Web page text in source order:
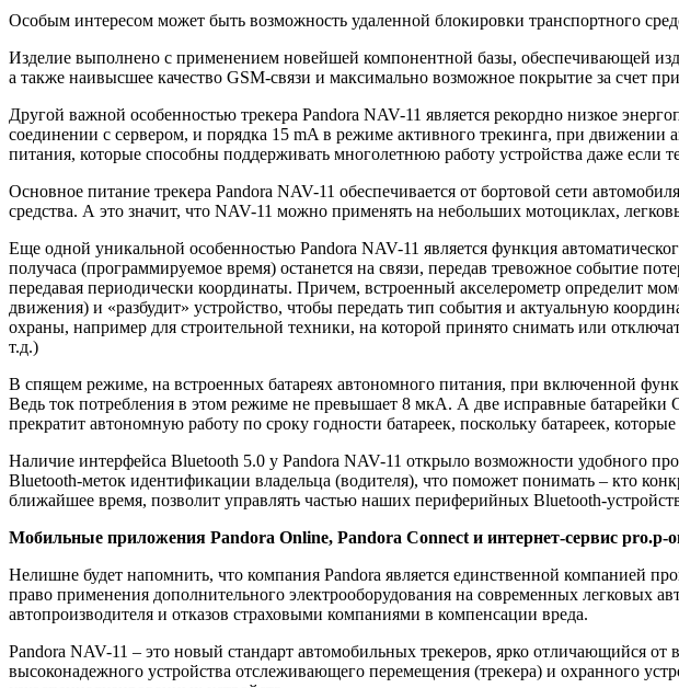
Особым интересом может быть возможность удаленной блокировки транспортного
Изделие выполнено с применением новейшей компонентной базы, обеспечивающей
а также наивысшее качество GSM-связи и максимально возможное покрытие за счет
Другой важной особенностью трекера Pandora NAV-11 является рекордно низкое
соединении с сервером, и порядка 15 mA в режиме активного трекинга, при
питания, которые способны поддерживать многолетнюю работу устройства даже если
Основное питание трекера Pandora NAV-11 обеспечивается от бортовой сети
средства. А это значит, что NAV-11 можно применять на небольших мотоциклах,
Еще одной уникальной особенностью Pandora NAV-11 является функция
получаса (программируемое время) останется на связи, передав тревожное событие
передавая периодически координаты. Причем, встроенный акселерометр определит
движения) и «разбудит» устройство, чтобы передать тип события и актуальную
охраны, например для строительной техники, на которой принято снимать или
т.д.)
В спящем режиме, на встроенных батареях автономного питания, при включенной
Ведь ток потребления в этом режиме не превышает 8 мкА. А две исправные батарейки
прекратит автономную работу по сроку годности батареек, поскольку батареек,
Наличие интерфейса Bluetooth 5.0 у Pandora NAV-11 открыло возможности удобного
Bluetooth-меток идентификации владельца (водителя), что поможет понимать – кто
ближайшее время, позволит управлять частью наших периферийных Bluetooth-
Мобильные приложения Pandora Online, Pandora Connect и интернет-сервис pro.p-
Нелишне будет напомнить, что компания Pandora является единственной компанией
право применения дополнительного электрооборудования на современных легковых
автопроизводителя и отказов страховыми компаниями в компенсации вреда.
Pandora NAV-11 – это новый стандарт автомобильных трекеров, ярко отличающийся
высоконадежного устройства отслеживающего перемещения (трекера) и охранного